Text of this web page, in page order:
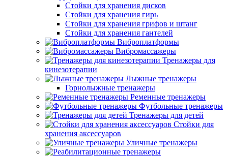
Стойки для хранения дисков
Стойки для хранения гирь
Стойки для хранения грифов и штанг
Стойки для хранения гантелей
Виброплатформы
Вибромассажеры
Тренажеры для
кинезотерапии
Лыжные тренажеры
Горнолыжные тренажеры
Ременные тренажеры
Футбольные тренажеры
Тренажеры для детей
Стойки для
хранения аксессуаров
Уличные тренажеры